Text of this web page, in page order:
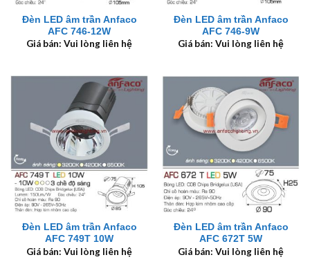
Đèn LED âm trần Anfaco
AFC 746-12W
Giá bán: Vui lòng liên hệ
Đèn LED âm trần Anfaco
AFC 746-9W
Giá bán: Vui lòng liên hệ
Đèn LED âm trần Anfaco
AFC 749T 10W
Giá bán: Vui lòng liên hệ
Đèn LED âm trần Anfaco
AFC 672T 5W
Giá bán: Vui lòng liên hệ